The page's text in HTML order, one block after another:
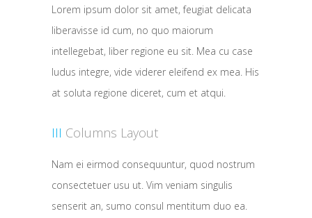
Lorem ipsum dolor sit amet, feugiat delicata
liberavisse id cum, no quo maiorum
intellegebat, liber regione eu sit. Mea cu case
ludus integre, vide viderer eleifend ex mea. His
at soluta regione diceret, cum et atqui.
III Columns Layout
Nam ei eirmod consequuntur, quod nostrum
consectetuer usu ut. Vim veniam singulis
senserit an, sumo consul mentitum duo ea.